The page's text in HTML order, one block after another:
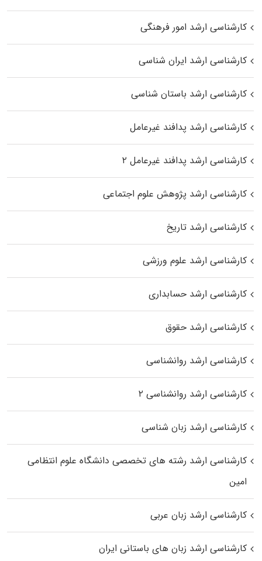
کارشناسی ارشد امور فرهنگی
کارشناسی ارشد ایران شناسی
کارشناسی ارشد باستان شناسی
کارشناسی ارشد پدافند غیرعامل
کارشناسی ارشد پدافند غیرعامل ۲
کارشناسی ارشد پژوهش علوم اجتماعی
کارشناسی ارشد تاریخ
کارشناسی ارشد علوم ورزشی
کارشناسی ارشد حسابداری
کارشناسی ارشد حقوق
کارشناسی ارشد روانشناسی
کارشناسی ارشد روانشناسی ۲
کارشناسی ارشد زبان شناسی
کارشناسی ارشد رﺷﺘﻪ ﻫﺎی تخصصی داﻧﺸﮕﺎه ﻋﻠﻮم انتظامی
اﻣﻴﻦ
کارشناسی ارشد زبان عربی
کارشناسی ارشد زبان‌ های باستانی ایران